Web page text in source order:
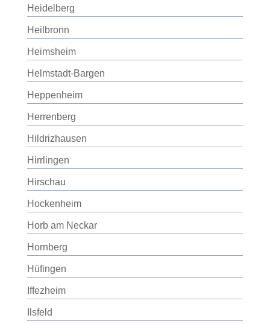
Heidelberg
Heilbronn
Heimsheim
Helmstadt-Bargen
Heppenheim
Herrenberg
Hildrizhausen
Hirrlingen
Hirschau
Hockenheim
Horb am Neckar
Hornberg
Hüfingen
Iffezheim
Ilsfeld